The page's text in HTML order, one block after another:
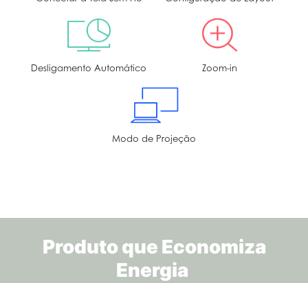
Desligamento Automático Zoom-in
Modo de Projeção
Produto que Economiza
Energia